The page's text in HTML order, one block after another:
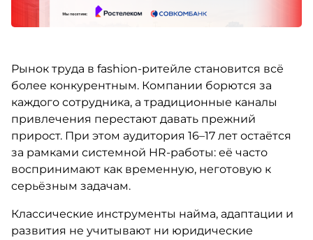
Рынок труда в fashion-ритейле становится всё
более конкурентным. Компании борются за
каждого сотрудника, а традиционные каналы
привлечения перестают давать прежний
прирост. При этом аудитория 16–17 лет остаётся
за рамками системной HR-работы: её часто
воспринимают как временную, неготовую к
серьёзным задачам.
Классические инструменты найма, адаптации и
развития не учитывают ни юридические